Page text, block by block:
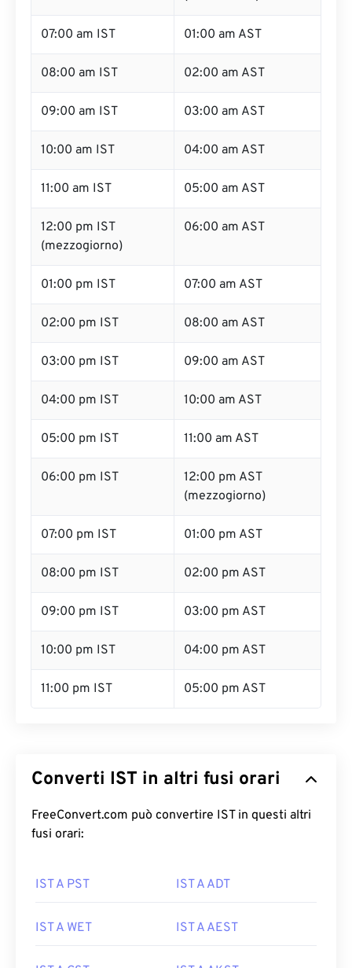
07:00 am IST 01:00 am AST
08:00 am IST 02:00 am AST
09:00 am IST 03:00 am AST
10:00 am IST 04:00 am AST
11:00 am IST 05:00 am AST
12:00 pm IST
(mezzogiorno)
06:00 am AST
01:00 pm IST 07:00 am AST
02:00 pm IST 08:00 am AST
03:00 pm IST 09:00 am AST
04:00 pm IST 10:00 am AST
05:00 pm IST 11:00 am AST
06:00 pm IST
12:00 pm AST
(mezzogiorno)
07:00 pm IST 01:00 pm AST
08:00 pm IST 02:00 pm AST
09:00 pm IST 03:00 pm AST
10:00 pm IST 04:00 pm AST
11:00 pm IST 05:00 pm AST
Converti IST in altri fusi orari
FreeConvert.com può convertire IST in questi altri
fusi orari:
IST A PST IST A ADT
IST A WET IST A AEST